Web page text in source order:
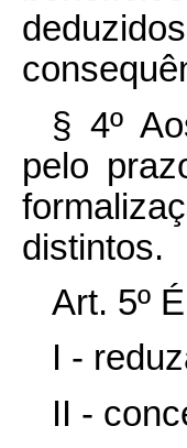
§ 4º
pelo
distintos.
Art. 5º
I -
II -